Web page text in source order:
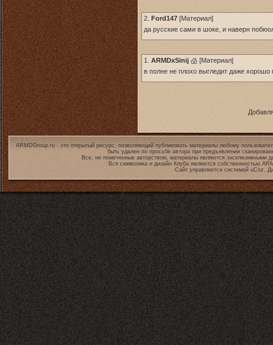
2. Ford147 [Материал]
да русские сами в шоке, и наверн
1. ARMDxSinij [Материал]
в полне не плохо выгледит даже хорошо
ARMDGroup.ru - это открытый ресурс, позволяющий публиковать материалы любому
быть удален по просьбе автора при предъявлении
Все, не помеченные авторством, материалы являются эксклюзивными
Вся символика и дизайн Клуба являются собственностью
Сайт управляется системой uCoz.